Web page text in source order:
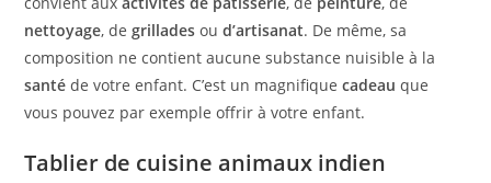
nettoyage, degrillades oud’artisanat. De même, sa
composition ne contient aucune substance nuisible à la
santé de votre enfant. C’est un magnifiquecadeau que
vous pouvez par exemple offrir à votre enfant.
Tablier de cuisine animaux indien